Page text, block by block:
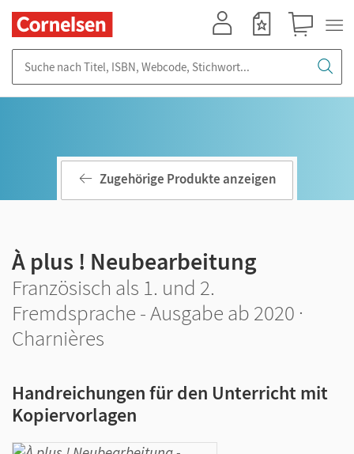
Zugehörige Produkte anzeigen
À plus ! Neubearbeitung
Französisch als 1. und 2.
Fremdsprache - Ausgabe ab 2020 ·
Charnières
Handreichungen für den Unterricht mit
Kopiervorlagen